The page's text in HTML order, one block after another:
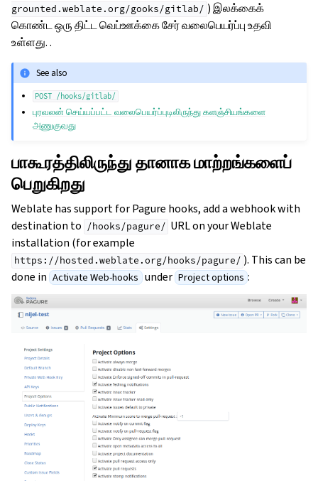
grounted.weblate.org/gooks/gitlab/ ) இலக்கைக்
கொண்ட ஒரு திட்ட வெப்ஊக்கை சேர் வலைபெயர்ப்பு உதவி
உள்ளது. .
See also
POST /hooks/gitlab/
புரவலன் செய்யப்பட்ட வலைபெயர்ப்புடிலிருந்து களஞ்சியங்களை
அணுகுவது
பாகூரத்திலிருந்து தானாக மாற்றங்களைப்
பெறுகிறது
Weblate has support for Pagure hooks, add a webhook with
destination to /hooks/pagure/ URL on your Weblate
installation (for example
https://hosted.weblate.org/hooks/pagure/ ). This can be
done in Activate Web-hooks under Project options :